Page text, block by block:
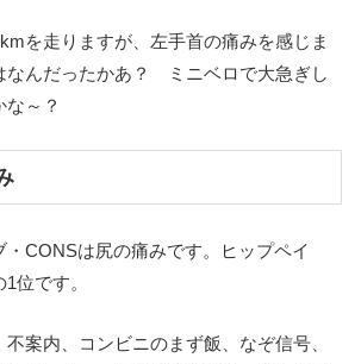
を走りますが、左手首の痛みを感じま
なんだったかあ？ ミニベロで大急ぎし
～？
・CONSは尻の痛みです。ヒップペイ
位です。
案内、コンビニのまず飯、なぞ信号、